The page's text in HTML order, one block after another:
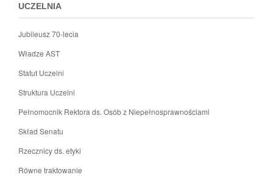
UCZELNIA
Jubileusz 70-lecia
Władze AST
Statut Uczelni
Struktura Uczelni
Pełnomocnik Rektora ds. Osób z Niepełnosprawnościami
Skład Senatu
Rzecznicy ds. etyki
Równe traktowanie